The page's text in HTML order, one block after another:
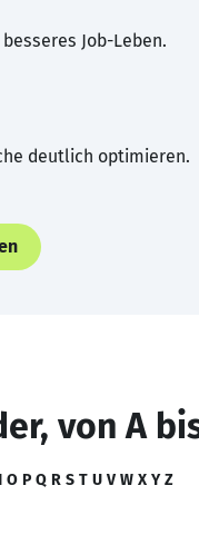
Job-Leben.
deutlich optimieren.
von A
O P Q R S T U V W X Y Z